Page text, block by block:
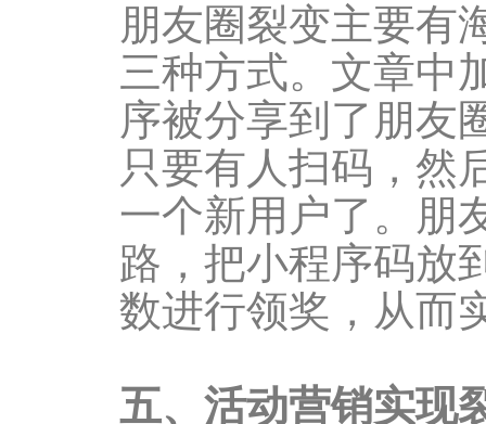
朋友圈裂变主要有
三种方式。文章中
序被分享到了朋友
只要有人扫码，然
一个新用户了。朋
路，把小程序码放
数进行领奖，从而
五、活动营销实现